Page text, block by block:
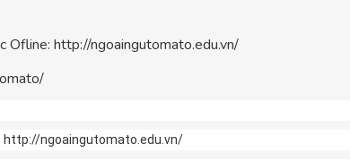
http://ngoaingutomato.edu.vn/
http://ngoaingutomato.edu.vn/